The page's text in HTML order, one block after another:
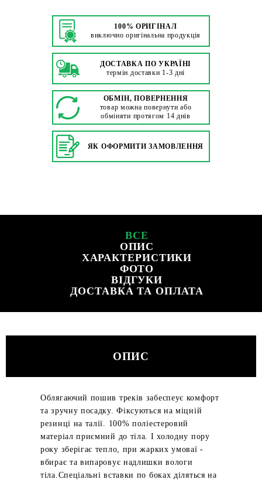
100% ОРИГІНАЛ
виключно оригінальна продукція
ДОСТАВКА ПО УКРАЇНІ
термін доставки 1-3 дні
ОБМІН, ПОВЕРНЕННЯ
товар можна повернути або
обміняти протягом 14 днів
ЯК ОФОРМИТИ ЗАМОВЛЕННЯ
ВСЕ
ОПИС
ХАРАКТЕРИСТИКИ
ФОТО
ВІДГУКИ
ДОСТАВКА ТА ОПЛАТА
ОПИС
Облягаючий пошив треків забеспеує комфорт
та зручну посадку. Фіксуються на міцній
резинці на талії. 100% поліестеровий
матеріал приємний до тіла. І холодну пору
року зберігає тепло, при жарких умоваї -
вбирає та випаровує надлишки вологи
тіла.Спеціальні вставки по боках діляться на